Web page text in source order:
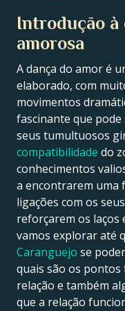
Introdução à
amorosa
A dança do amor é
elaborado, com
movimentos
fascinante que pode
seus tumultuosos
compatibilidade do
conhecimentos
a encontrarem uma
ligações com os
reforçarem os laços
vamos explorar até
Caranguejo se
quais são os pontos
relação e também
que a relação